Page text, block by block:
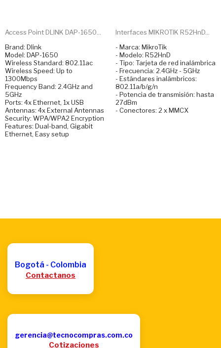
Access Point DLINK DAP-1650...
Brand: Dlink
Model: DAP-1650
Wireless Standard: 802.11ac
Wireless Speed: Up to
1300Mbps
Frequency Band: 2.4GHz and
5GHz
Ports: 4x Ethernet, 1x USB
Antennas: 4x External Antennas
Security: WPA/WPA2 Encryption
Features: Dual-band, Gigabit
Ethernet, Easy setup
Interfaces MIKROTIK R52HnD...
- Marca: MikroTik
- Modelo: R52HnD
- Tipo: Tarjeta de red inalámbrica
- Frecuencia: 2.4GHz - 5GHz
- Estándares inalámbricos:
802.11a/b/g/n
- Potencia de transmisión: hasta
27dBm
- Conectores: 2 x MMCX
Bogotá - Colombia
Contactanos
gerencia@tecnocompras.com.co
Cotizaciones